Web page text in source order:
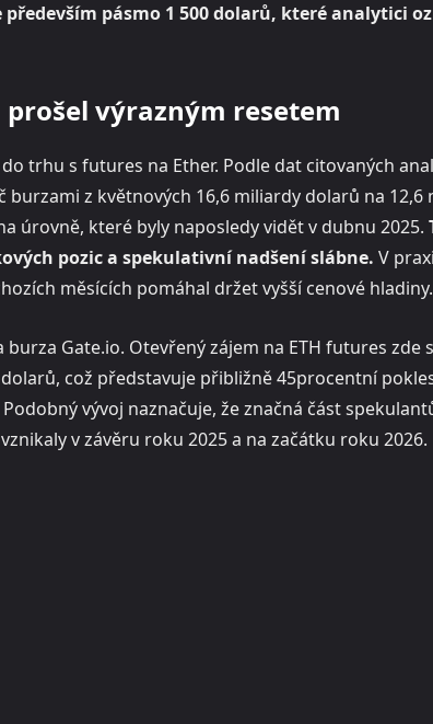
pásmo 1 500 dolarů, které analytici
výrazným resetem
trhu s futures na Ether. Podle dat citovaných
burzami z květnových 16,6 miliardy dolarů na
úrovně, které byly naposledy vidět v dubnu 2025.
pozic a spekulativní nadšení slábne. V
měsících pomáhal držet vyšší cenové hladiny.
Gate.io. Otevřený zájem na ETH futures zde
což představuje přibližně 45procentní
vývoj naznačuje, že značná část
v závěru roku 2025 a na začátku roku 2026.